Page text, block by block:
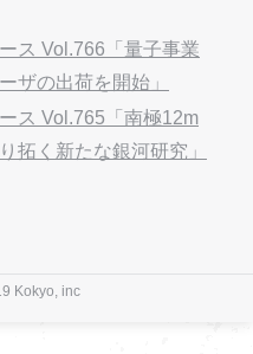
ス Vol.766「量子事業
ザの出荷を開始」
ス Vol.765「南極12m
拓く新たな銀河研究」
Kokyo, inc